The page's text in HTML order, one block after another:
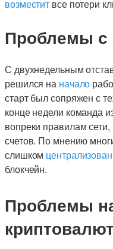
возместит все потери
Проблемы с
С двухнедельным
решился на начало
старт был сопряжен с
конце недели команда
вопреки правилам
счетов. По мнению
слишком централизован
блокчейн.
Проблемы